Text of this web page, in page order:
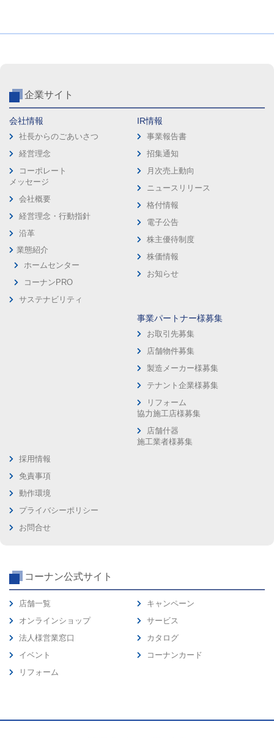
企業サイト
会社情報
社長からのごあいさつ
経営理念
コーポレート
メッセージ
会社概要
経営理念・行動指針
沿革
業態紹介
ホームセンター
コーナンPRO
サステナビリティ
IR情報
事業報告書
招集通知
月次売上動向
ニュースリリース
格付情報
電子公告
株主優待制度
株価情報
お知らせ
事業パートナー様募集
お取引先募集
店舗物件募集
製造メーカー様募集
テナント企業様募集
リフォーム
協力施工店様募集
店舗什器
施工業者様募集
採用情報
免責事項
動作環境
プライバシーポリシー
お問合せ
コーナン公式サイト
店舗一覧
オンラインショップ
法人様営業窓口
イベント
リフォーム
キャンペーン
サービス
カタログ
コーナンカード